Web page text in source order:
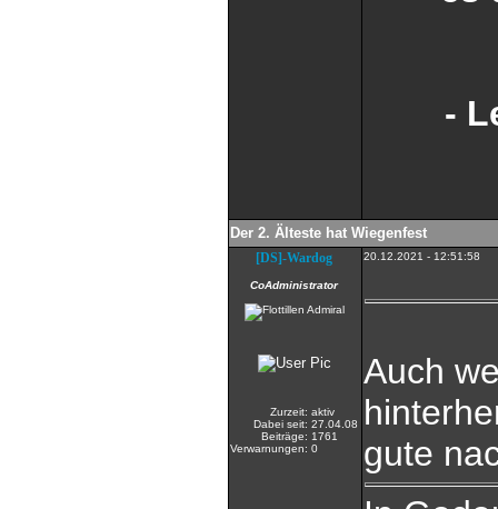
-
Der 2. Älteste hat Wiegenfest
[DS]-Wardog
CoAdministrator
Zurzeit: aktiv
Dabei seit: 27.04.08
Beiträge: 1761
Verwarnungen: 0
20.12.2021 - 12:51:58
Auch
gute